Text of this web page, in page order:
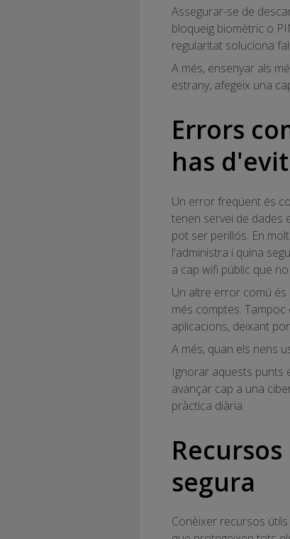
Assegurar-se de
bloqueig biomètric o
regularitat soluciona
A més, ensenyar als
estrany, afegeix una
Errors
has
Un error freqüent és
tenen servei de dades
pot ser perillós. En
l'administra i quina
a cap wifi públic que
Un altre error comú és
més comptes.
aplicacions, deixant
A més, quan els nens
Ignorar aquests punts
avançar cap a una
pràctica diària.
segura
Conèixer recursos